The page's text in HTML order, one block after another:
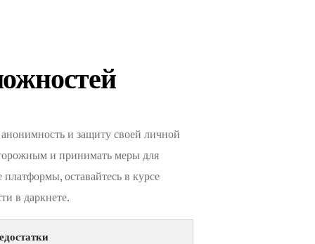
и защиту своей личной
и принимать меры для
оставайтесь в курсе
в даркнете.